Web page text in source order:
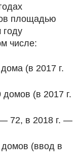
площадью
году
числе:
(в 2017 г.
(в 2017 г.
72, в 2018 г. —
(ввод в